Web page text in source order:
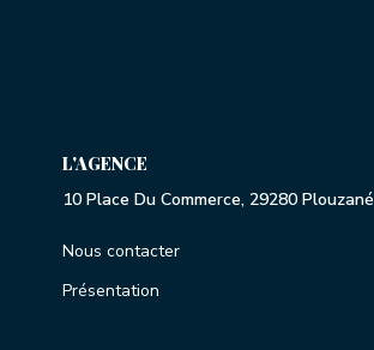
L'AGENCE
10 Place Du Commerce, 29280 Plouzané
Nous contacter
Présentation